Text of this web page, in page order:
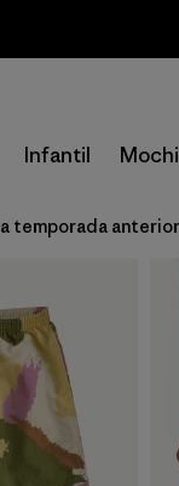
Infantil
temporada anterior